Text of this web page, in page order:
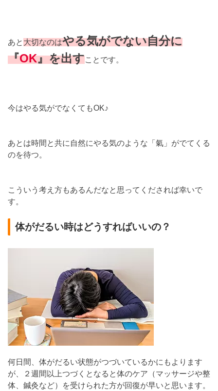
あと 大切なのはやる気がでない自分に
『OK』を出すことです。
今はやる気がでなくてもOK♪
あとは時間と共に自然にやる気のような「氣」がでてくる
のを待つ。
こういう考え方もあるんだなと思ってくだされば幸いで
す。
体がだるい時はどうすればいいの？
何日間、体がだるい状態がつづいているかにもよります
が、２週間以上つづくとなると体のケア（マッサージや整
体、鍼灸など）を受けられた方が回復が早いと思います。